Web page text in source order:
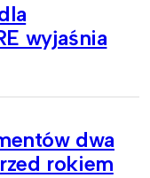
wyjaśnia
dwa
rokiem